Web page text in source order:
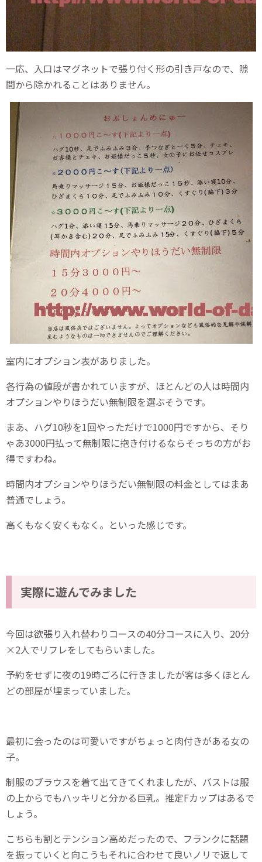
一応、入口はマグネットで張り付く形の引き戸なので、隙
間から除かれることはありません。
室内にオプション表がありました。
各行為の値段が書かれていますが、ほとんどの人は時間内
オプションやりほうだい無制限を選ぶそうです。
まあ、ハグ10秒を1回やっただけで1000円ですから、そり
ゃあ3000円払って無制限に抱き付けるならそっちの方がお
得ですわね。
時間内オプションやりほうだい無制限の料金としてはまあ
普通でしょう。
高くもなく安くもなく。といった感じです。
実際に遊んでみました
今回は欲張り入れ替わりコースの40分コースに入り、20分
×2人でリフレをしてもらいました。
予約をせずに夜の19時ごろに行きましたが客は多くほとん
どの部屋が埋まっていました。
最初に会ったのは可愛いですがちょっと肉付きがある女の
子。
制服のブラウスを着て出てきてくれましたが、バストは服
の上からでもハッキリと分かる巨乳。推定Fカップはあるで
しょう。
こちらも割とテンション高めだったので、フランクに話題
を振っていくと向こうもそれに合わせて良いノリで返して